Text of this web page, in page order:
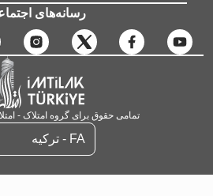
رسانه‌های
تمامی حقوق برای گروه امتلاک -
FA - تركيه